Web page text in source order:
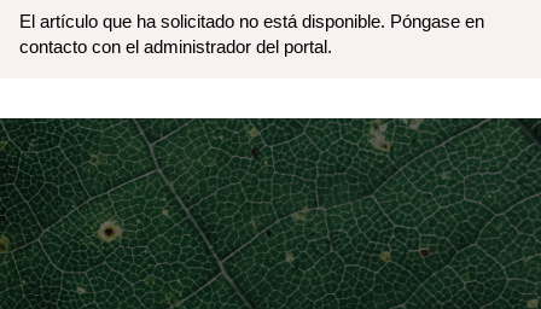
El artículo que ha solicitado no está disponible. Póngase en
contacto con el administrador del portal.